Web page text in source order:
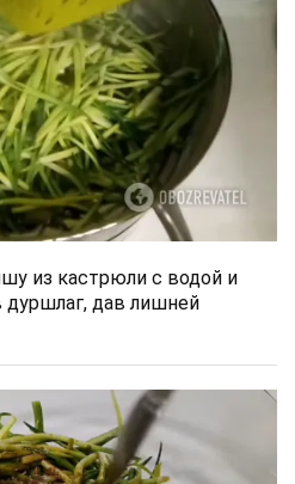
из кастрюли с водой и
дав лишней